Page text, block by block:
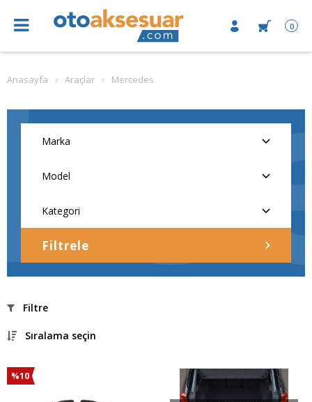
0
Anasayfa Araçlar Mercedes
Filtrele
Filtre
Sıralama seçin
%10